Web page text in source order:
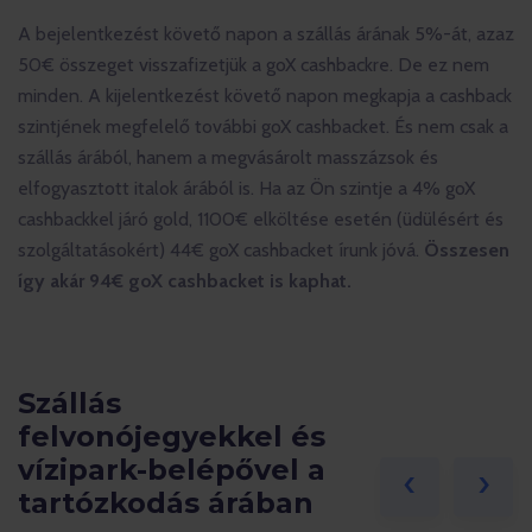
A bejelentkezést követő napon a szállás árának 5%-át, azaz
50€ összeget visszafizetjük a goX cashbackre. De ez nem
minden. A kijelentkezést követő napon megkapja a cashback
szintjének megfelelő további goX cashbacket. És nem csak a
szállás árából, hanem a megvásárolt masszázsok és
elfogyasztott italok árából is. Ha az Ön szintje a 4% goX
cashbackkel járó gold, 1100€ elköltése esetén (üdülésért és
szolgáltatásokért) 44€ goX cashbacket írunk jóvá. Összesen
így akár 94€ goX cashbacket is kaphat.
Szállás
felvonójegyekkel és
vízipark-belépővel a
tartózkodás árában
‹ ›